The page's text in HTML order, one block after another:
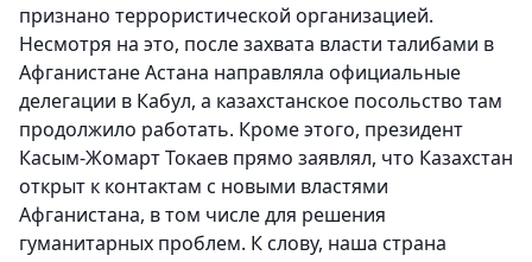
признано террористической организацией.
Несмотря на это, после захвата власти талибами в
Афганистане Астана направляла официальные
делегации в Кабул, а казахстанское посольство там
продолжило работать. Кроме этого, президент
Касым-Жомарт Токаев прямо заявлял, что Казахстан
открыт к контактам с новыми властями
Афганистана, в том числе для решения
гуманитарных проблем. К слову, наша страна